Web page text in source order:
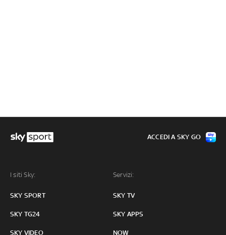
I siti Sky:
SKY SPORT
SKY TG24
SKY VIDEO
Servizi:
SKY TV
SKY APPS
NOW
ACCEDI A SKY GO